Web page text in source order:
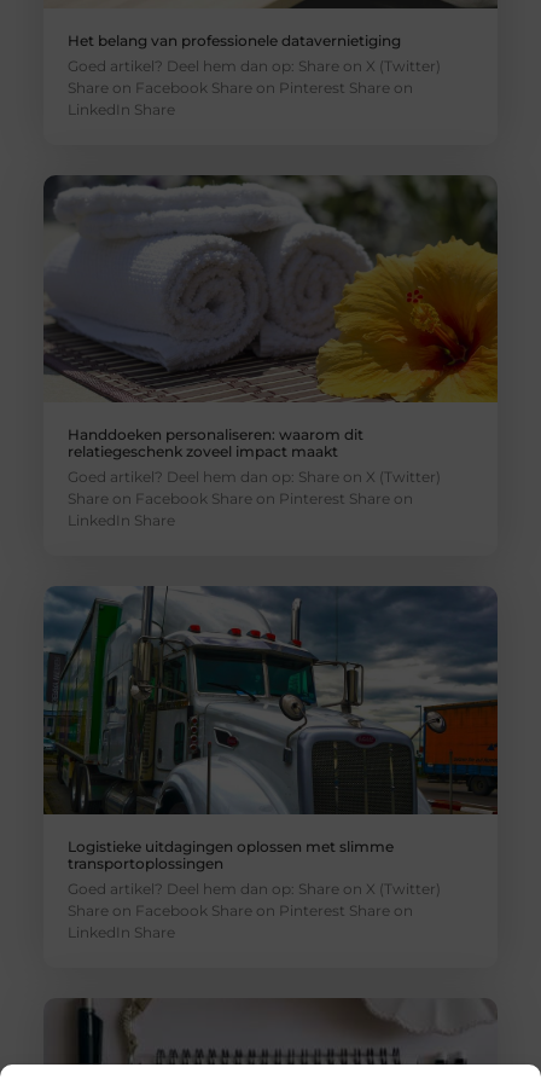
Het belang van professionele datavernietiging
Goed artikel? Deel hem dan op: Share on X (Twitter)
Share on Facebook Share on Pinterest Share on
LinkedIn Share
Handdoeken personaliseren: waarom dit
relatiegeschenk zoveel impact maakt
Goed artikel? Deel hem dan op: Share on X (Twitter)
Share on Facebook Share on Pinterest Share on
LinkedIn Share
Logistieke uitdagingen oplossen met slimme
transportoplossingen
Goed artikel? Deel hem dan op: Share on X (Twitter)
Share on Facebook Share on Pinterest Share on
LinkedIn Share